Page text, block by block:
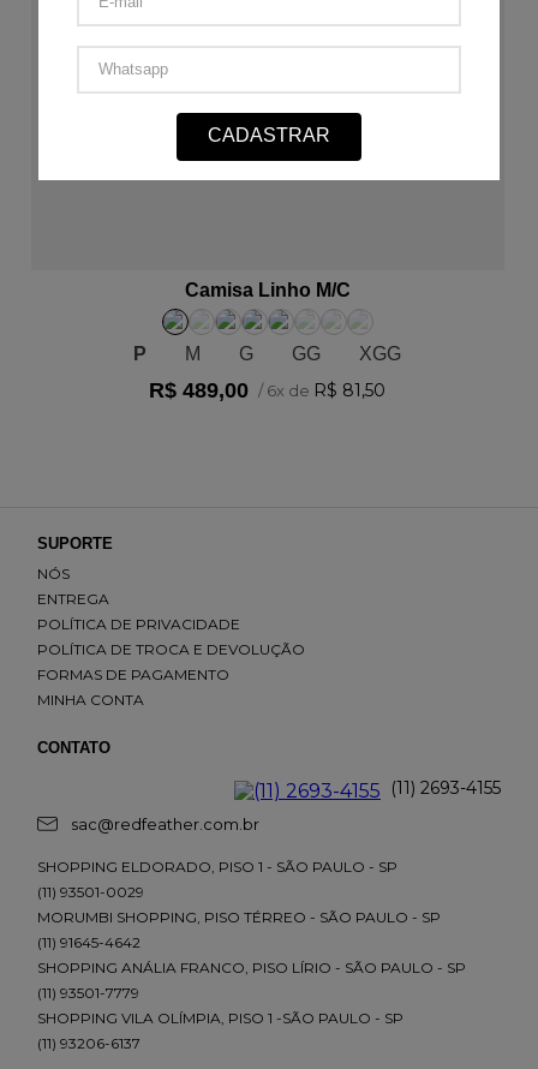
Camisa Linho M/C
P M G GG XGG
R$ 489,00 /6x de R$ 81,50
SUPORTE
NÓS
ENTREGA
POLÍTICA DE PRIVACIDADE
POLÍTICA DE TROCA E DEVOLUÇÃO
FORMAS DE PAGAMENTO
MINHA CONTA
CONTATO
(11) 2693-4155
sac@redfeather.com.br
SHOPPING ELDORADO, PISO 1 - SÃO PAULO - SP
(11) 93501-0029
MORUMBI SHOPPING, PISO TÉRREO - SÃO PAULO - SP
(11) 91645-4642
SHOPPING ANÁLIA FRANCO, PISO LÍRIO - SÃO PAULO - SP
(11) 93501-7779
SHOPPING VILA OLÍMPIA, PISO 1 -SÃO PAULO - SP
(11) 93206-6137
CADASTRAR